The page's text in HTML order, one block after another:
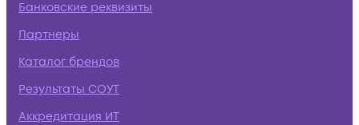
Банковские реквизиты
Партнеры
Каталог брендов
Результаты СОУТ
Аккредитация ИТ